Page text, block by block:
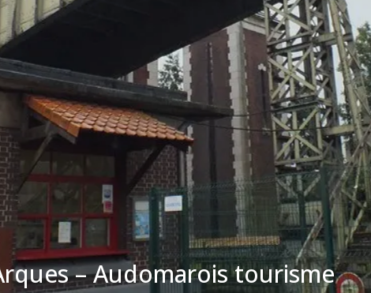
– Audomarois tourisme